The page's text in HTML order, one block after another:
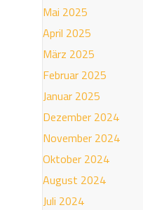
Mai 2025
April 2025
März 2025
Februar 2025
Januar 2025
Dezember 2024
November 2024
Oktober 2024
August 2024
Juli 2024